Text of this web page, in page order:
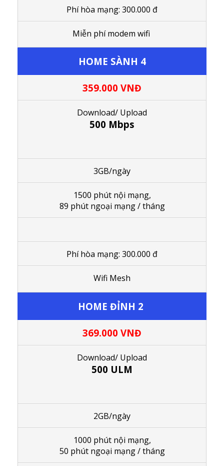
Phí hòa mạng: 300.000 đ
Miễn phí modem wifi
HOME SÀNH 4
359.000 VNĐ
Download/ Upload
500 Mbps
3GB/ngày
1500 phút nội mạng,
89 phút ngoại mạng / tháng
Phí hòa mạng: 300.000 đ
Wifi Mesh
HOME ĐỈNH 2
369.000 VNĐ
Download/ Upload
500 ULM
2GB/ngày
1000 phút nội mạng,
50 phút ngoại mạng / tháng